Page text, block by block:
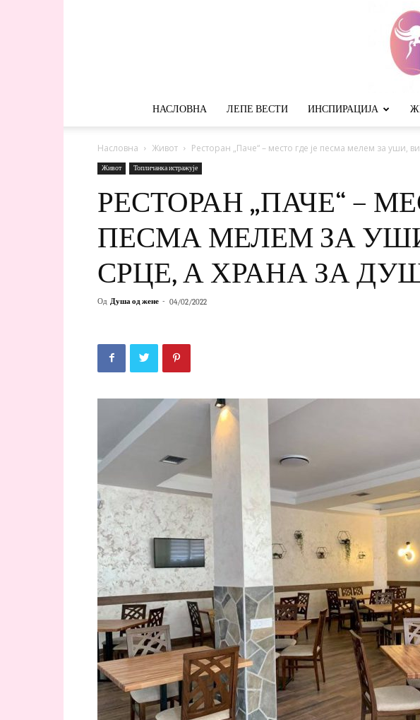
НАСЛОВНА ЛЕПЕ ВЕСТИ ИНСПИРАЦИЈА
Насловна Живот Ресторан „Паче“ – место где је песма мелем за уши,
Живот Топличанка истражује
РЕСТОРАН „ПАЧЕ“ –
ПЕСМА МЕЛЕМ ЗА
СРЦЕ, А ХРАНА ЗА
Од Душа од жене - 04/02/2022